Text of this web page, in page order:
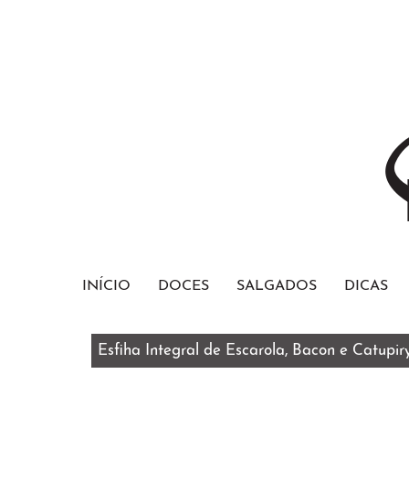
INÍCIO DOCES SALGADOS DICAS
Esfiha Integral de Escarola, Bacon e